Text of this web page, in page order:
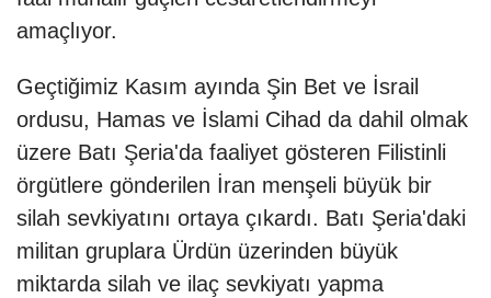
amaçlıyor.
Geçtiğimiz Kasım ayında Şin Bet ve İsrail
ordusu, Hamas ve İslami Cihad da dahil olmak
üzere Batı Şeria'da faaliyet gösteren Filistinli
örgütlere gönderilen İran menşeli büyük bir
silah sevkiyatını ortaya çıkardı. Batı Şeria'daki
militan gruplara Ürdün üzerinden büyük
miktarda silah ve ilaç sevkiyatı yapma